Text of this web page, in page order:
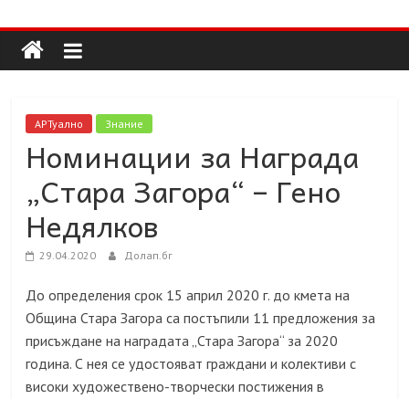
to
content
Долап
БГ
култура|
пътешествия|
мода|
събития|
кухня|
реклама|
АРТуално Знание
Номинации за Награда
„Стара Загора“ – Гено
Недялков
29.04.2020 Долап.бг
До определения срок 15 април 2020 г. до кмета на
Община Стара Загора са постъпили 11 предложения за
присъждане на наградата „Стара Загора“ за 2020
година. С нея се удостояват граждани и колективи с
високи художествено-творчески постижения в